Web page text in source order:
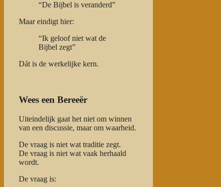
“De Bijbel is veranderd”
Maar eindigt hier:
“Ik geloof niet wat de
Bijbel zegt”
Dát is de werkelijke kern.
Wees een Bereeër
Uiteindelijk gaat het niet om winnen
van een discussie, maar om waarheid.
De vraag is niet wat traditie zegt.
De vraag is niet wat vaak herhaald
wordt.
De vraag is: